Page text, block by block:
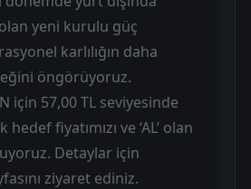
yeni kurulu güç
karlılığın daha
öngörüyoruz.
için 57,00 TL seviyesinde
fiyatımızı ve ‘AL’ olan
Detaylar için
ziyaret ediniz.